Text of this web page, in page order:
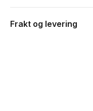
Frakt og levering